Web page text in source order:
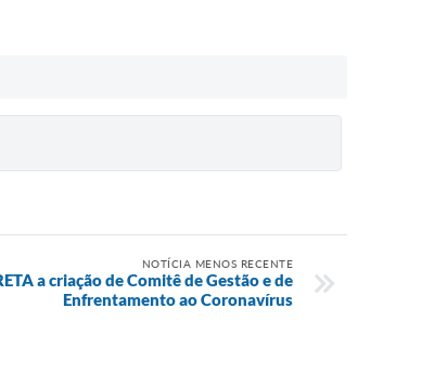
NOTÍCIA MENOS RECENTE
a criação de Comitê de Gestão e de
Enfrentamento ao Coronavírus